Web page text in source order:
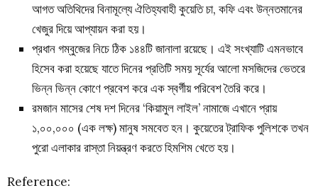
আগত অতিথিদের বিনামূল্যে ঐতিহ্যবাহী কুয়েতি চা, কফি এবং উন্নতমানের
খেজুর দিয়ে আপ্যায়ন করা হয়।
প্রধান গম্বুজের নিচে ঠিক ১৪৪টি জানালা রয়েছে। এই সংখ্যাটি এমনভাবে
হিসেব করা হয়েছে যাতে দিনের প্রতিটি সময় সূর্যের আলো মসজিদের ভেতরে
ভিন্ন ভিন্ন কোণে প্রবেশ করে এক স্বর্গীয় পরিবেশ তৈরি করে।
রমজান মাসের শেষ দশ দিনের ‘কিয়ামুল লাইল’ নামাজে এখানে প্রায়
১,০০,০০০ (এক লক্ষ) মানুষ সমবেত হন। কুয়েতের ট্রাফিক পুলিশকে তখন
পুরো এলাকার রাস্তা নিয়ন্ত্রণ করতে হিমশিম খেতে হয়।
Reference: